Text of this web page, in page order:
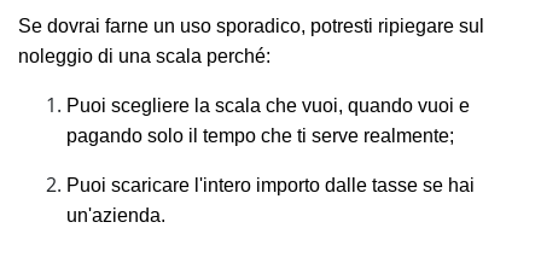
Se dovrai farne un uso sporadico, potresti ripiegare sul
noleggio di una scala perché:
Puoi scegliere la scala che vuoi, quando vuoi e
pagando solo il tempo che ti serve realmente;
Puoi scaricare l'intero importo dalle tasse se hai
un'azienda.